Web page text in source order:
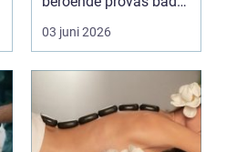
yrkesrollen o...
03 juni 2026